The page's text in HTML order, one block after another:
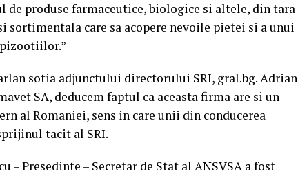
produse farmaceutice, biologice si altele, din tara
care sa acopere nevoile pietei si a unui
sotia adjunctului directorului SRI, gral.bg. Adrian
SA, deducem faptul ca aceasta firma are si un
al Romaniei, sens in care unii din conducerea
tacit al SRI.
– Presedinte – Secretar de Stat al ANSVSA a fost